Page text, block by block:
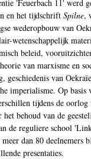
'Feuerbach 11' werd
en het tijdschrift Spilne,
wederopbouw van
wetenschappelijk
beleid,
van marxisme en
geschiedenis van
imperialisme. Op basis
tijdens de
behoud van de
de reguliere school
dan 80 deelnemers
presentaties.